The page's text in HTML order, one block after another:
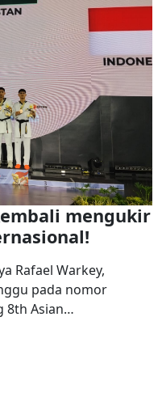
mengukir
Rafael Warkey,
pada nomor
8th Asian…